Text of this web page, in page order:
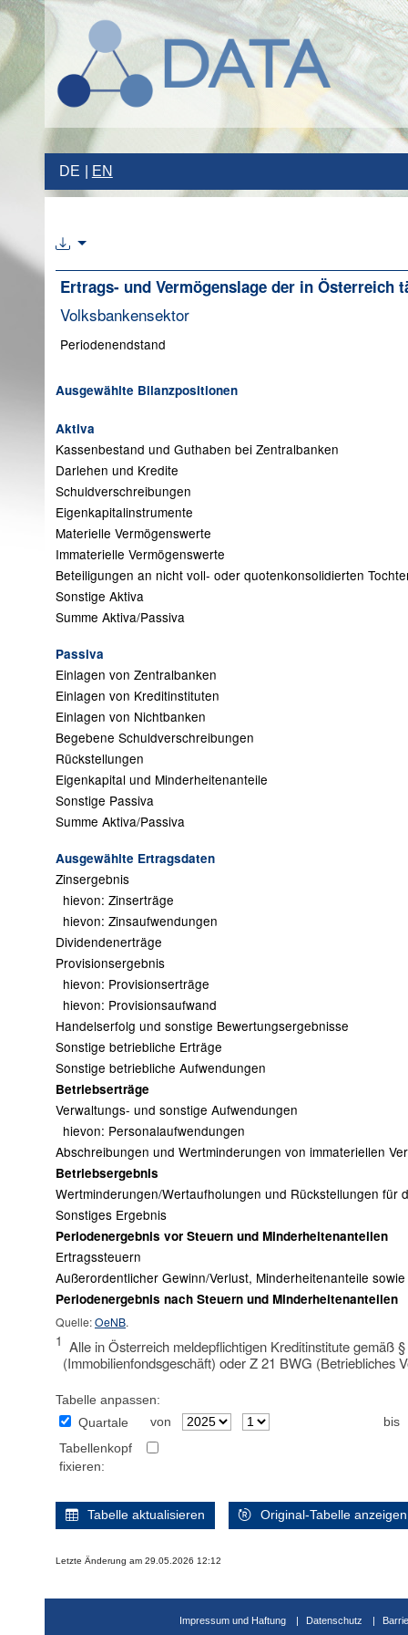
DE EN
Ertrags- und Vermögenslage der in Österreich
Volksbankensektor
Periodenendstand
Ausgewählte Bilanzpositionen
Aktiva
Kassenbestand und Guthaben bei Zentralbanken
Darlehen und Kredite
Schuldverschreibungen
Eigenkapitalinstrumente
Materielle Vermögenswerte
Immaterielle Vermögenswerte
Beteiligungen an nicht voll- oder quotenkonsolidierten
Sonstige Aktiva
Summe Aktiva/Passiva
Passiva
Einlagen von Zentralbanken
Einlagen von Kreditinstituten
Einlagen von Nichtbanken
Begebene Schuldverschreibungen
Rückstellungen
Eigenkapital und Minderheitenanteile
Sonstige Passiva
Summe Aktiva/Passiva
Ausgewählte Ertragsdaten
Zinsergebnis
hievon: Zinserträge
hievon: Zinsaufwendungen
Dividendenerträge
Provisionsergebnis
hievon: Provisionserträge
hievon: Provisionsaufwand
Handelserfolg und sonstige Bewertungsergebnisse
Sonstige betriebliche Erträge
Sonstige betriebliche Aufwendungen
Betriebserträge
Verwaltungs- und sonstige Aufwendungen
hievon: Personalaufwendungen
Abschreibungen und Wertminderungen von immateriellen
Betriebsergebnis
Wertminderungen/Wertaufholungen und Rückstellungen für
Sonstiges Ergebnis
Periodenergebnis vor Steuern und Minderheitenanteilen
Ertragssteuern
Außerordentlicher Gewinn/Verlust, Minderheitenanteile
Periodenergebnis nach Steuern und Minderheitenanteilen
Quelle:OeNB.
1 Alle in Österreich meldepflichtigen Kreditinstitute gemäß
(Immobilienfondsgeschäft) oder Z 21 BWG (Betriebliches
Tabelle anpassen:
Quartale
von
bis
Tabellenkopf
fixieren:
Tabelle aktualisieren Original-Tabelle anzeigen
Letzte Änderung am 29.05.2026 12:12
Impressum und Haftung Datenschutz